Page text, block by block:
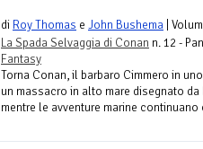
di Roy Thomas e John Bushema |
La Spada Selvaggia di Conan n. 12 -
Fantasy
Torna Conan, il barbaro Cimmero in
un massacro in alto mare disegnato da
mentre le avventure marine